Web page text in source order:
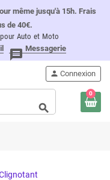
même jusqu'à 15h. Frais
de 40€.
Auto et Moto
message Messagerie
person Connexion
search
0